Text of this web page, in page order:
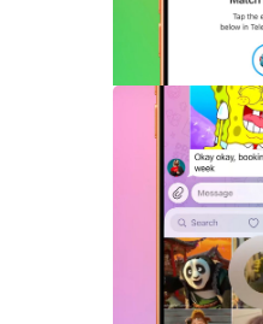
Telegram机器人流
复实时生成体验升级